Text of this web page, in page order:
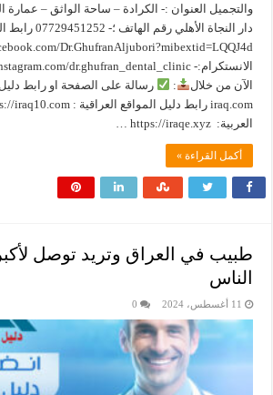
والتجميل العنوان :- الكرادة – ساحة الواثق –
دار النجاة الأهلي رقم
الآن من خلال
:
العربية: ‏ https://iraqe.xyz …
أكمل القراءة »
طبيب في العراق وتريد توصل
الناس
11 أغسطس، 2024 0